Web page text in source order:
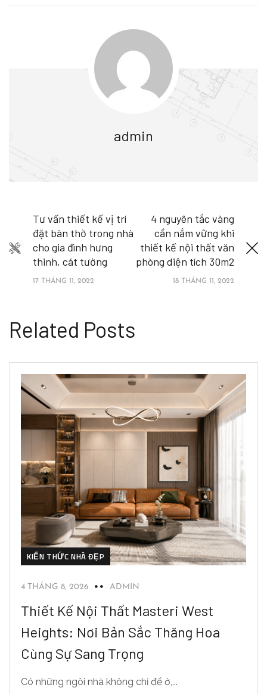
admin
Tư vấn thiết kế vị trí
đặt bàn thờ trong nhà
cho gia đình hưng
thinh, cát tường
17 THÁNG 11, 2022
4 nguyên tắc vàng
cần nắm vững khi
thiết kế nội thất văn
phòng diện tích 30m2
18 THÁNG 11, 2022
Related Posts
KIẾN THỨC NHÀ ĐẸP
4 THÁNG 8, 2026 ADMIN
Thiết Kế Nội Thất Masteri West
Heights: Nơi Bản Sắc Thăng Hoa
Cùng Sự Sang Trọng
Có những ngôi nhà không chỉ để ở,...